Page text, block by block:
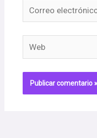
Correo
electrónico
Web